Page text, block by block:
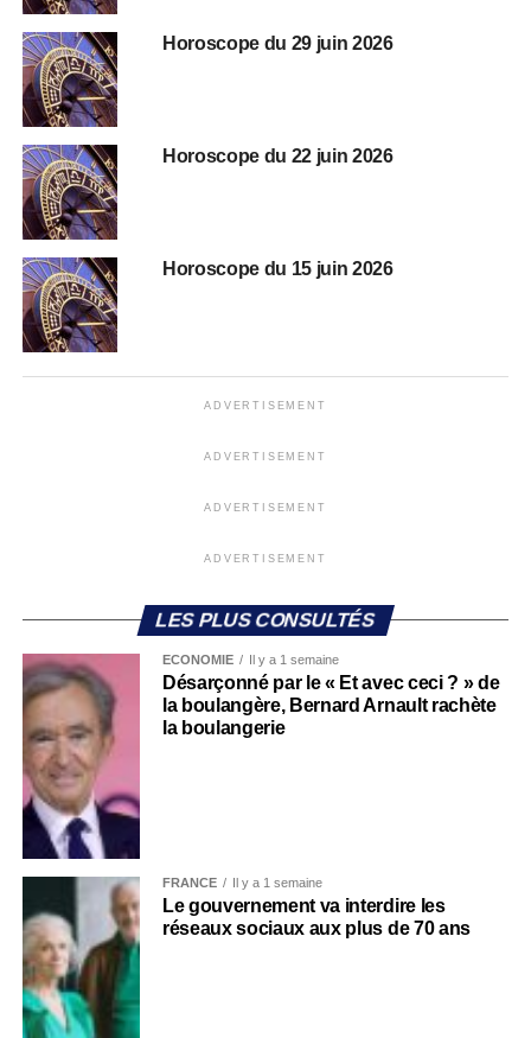
Horoscope du 29 juin 2026
Horoscope du 22 juin 2026
Horoscope du 15 juin 2026
ADVERTISEMENT
ADVERTISEMENT
ADVERTISEMENT
ADVERTISEMENT
LES PLUS CONSULTÉS
ECONOMIE Il y a 1 semaine
Désarçonné par le « Et avec ceci ? » de
la boulangère, Bernard Arnault rachète
la boulangerie
FRANCE Il y a 1 semaine
Le gouvernement va interdire les
réseaux sociaux aux plus de 70 ans